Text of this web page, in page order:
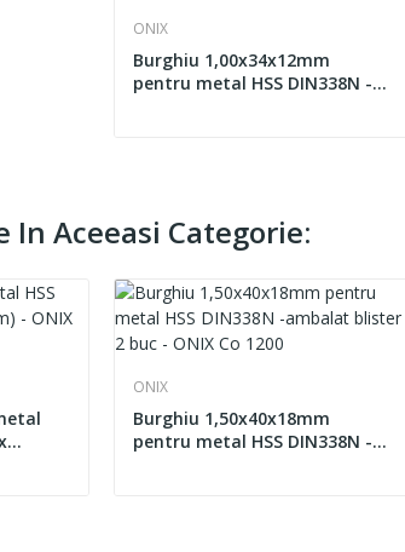
ONIX
Burghiu 1,00x34x12mm
pentru metal HSS DIN338N -
In Aceeasi Categorie:
ONIX
Burghiu 1,50x40x18mm
pentru metal HSS DIN338N -